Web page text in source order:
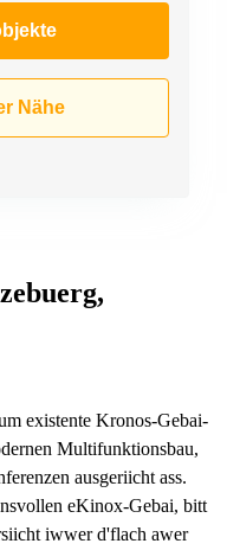
Nähe
existente Kronos-Gebai-
Multifunktionsbau,
ausgeriicht ass.
eKinox-Gebai, bitt
iwwer d'flach awer